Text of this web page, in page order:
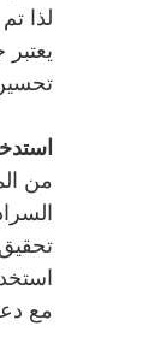
لذا
من
مع